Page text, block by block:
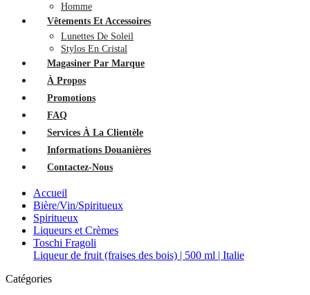
Homme
Vêtements Et Accessoires
Lunettes De Soleil
Stylos En Cristal
Magasiner Par Marque
À Propos
Promotions
FAQ
Services À La Clientèle
Informations Douanières
Contactez-Nous
Accueil
Bière/Vin/Spiritueux
Spiritueux
Liqueurs et Crèmes
Toschi Fragoli
Liqueur de fruit (fraises des bois) | 500 ml | Italie
Catégories